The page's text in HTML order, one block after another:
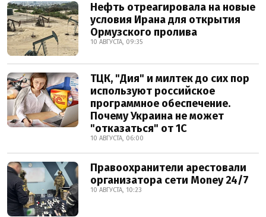
Нефть отреагировала на новые
условия Ирана для открытия
Ормузского пролива
10 АВГУСТА, 09:35
ТЦК, "Дия" и милтек до сих пор
используют российское
программное обеспечение.
Почему Украина не может
"отказаться" от 1С
10 АВГУСТА, 06:00
Правоохранители арестовали
организатора сети Money 24/7
10 АВГУСТА, 10:23